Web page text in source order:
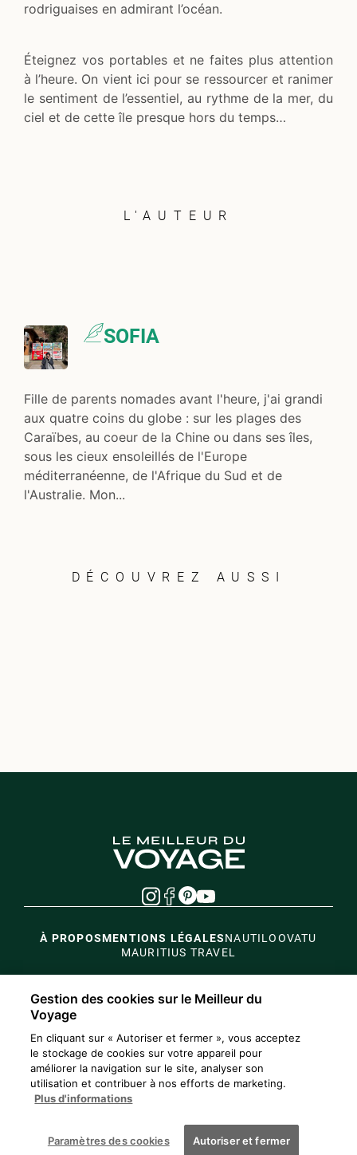
rodriguaises en admirant l’océan.
Éteignez vos portables et ne faites plus attention
à l’heure. On vient ici pour se ressourcer et ranimer
le sentiment de l’essentiel, au rythme de la mer, du
ciel et de cette île presque hors du temps…
L'AUTEUR
SOFIA
Fille de parents nomades avant l'heure, j'ai grandi
aux quatre coins du globe : sur les plages des
Caraïbes, au coeur de la Chine ou dans ses îles,
sous les cieux ensoleillés de l'Europe
méditerranéenne, de l'Afrique du Sud et de
l'Australie. Mon...
DÉCOUVREZ AUSSI
À PROPOSMENTIONS LÉGALESNAUTILOOVATU
MAURITIUS TRAVEL
Gestion des cookies sur le Meilleur du
Voyage
En cliquant sur « Autoriser et fermer », vous acceptez
le stockage de cookies sur votre appareil pour
améliorer la navigation sur le site, analyser son
utilisation et contribuer à nos efforts de marketing.
Plus d'informations
Paramètres des cookies Autoriser et fermer